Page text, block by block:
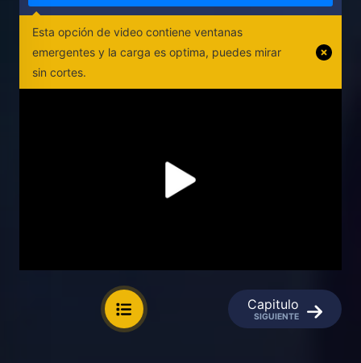
Esta opción de video contiene ventanas
emergentes y la carga es optima, puedes mirar
sin cortes.
Capitulo
SIGUIENTE